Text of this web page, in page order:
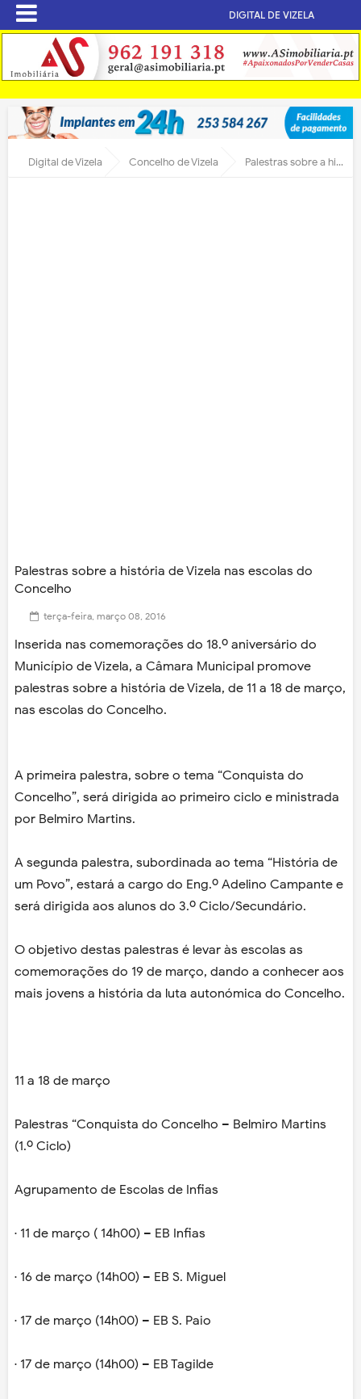
DIGITAL DE VIZELA
Digital de Vizela Concelho de Vizela Palestras sobre a história de Vizela nas escolas do Concelho
Palestras sobre a história de Vizela nas escolas do
Concelho
terça-feira, março 08, 2016
Inserida nas comemorações do 18.º aniversário do
Município de Vizela, a Câmara Municipal promove
palestras sobre a história de Vizela, de 11 a 18 de março,
nas escolas do Concelho.
A primeira palestra, sobre o tema “Conquista do
Concelho”, será dirigida ao primeiro ciclo e ministrada
por Belmiro Martins.
A segunda palestra, subordinada ao tema “História de
um Povo”, estará a cargo do Eng.º Adelino Campante e
será dirigida aos alunos do 3.º Ciclo/Secundário.
O objetivo destas palestras é levar às escolas as
comemorações do 19 de março, dando a conhecer aos
mais jovens a história da luta autonómica do Concelho.
11 a 18 de março
Palestras “Conquista do Concelho – Belmiro Martins
(1.º Ciclo)
Agrupamento de Escolas de Infias
· 11 de março ( 14h00) – EB Infias
· 16 de março (14h00) – EB S. Miguel
· 17 de março (14h00) – EB S. Paio
· 17 de março (14h00) – EB Tagilde